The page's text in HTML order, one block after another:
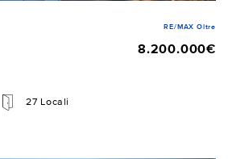
RE/MAX Oltre
8.200.000€
27 Locali